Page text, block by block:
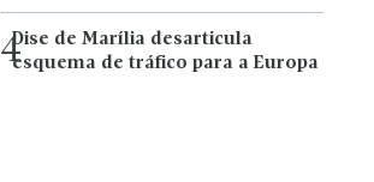
4Dise de Marília desarticula
esquema de tráfico para a Europa